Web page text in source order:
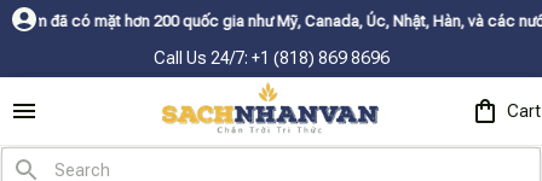
200 quốc gia như Mỹ, Canada, Úc, Nhật, Hàn, và các nước Châu Âu✨
Call Us 24/7: +1 (818) 869 8696
Cart